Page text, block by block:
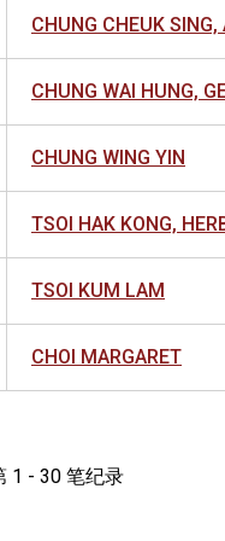
CHUNG CHEUK SING,
CHUNG WAI HUNG,
CHUNG WING YIN
TSOI HAK KONG,
TSOI KUM LAM
CHOI MARGARET
1 - 30 笔纪录